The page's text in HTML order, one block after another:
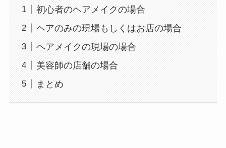
初心者のヘアメイクの場合
ヘアのみの現場もしくはお店の場合
ヘアメイクの現場の場合
美容師の店舗の場合
まとめ